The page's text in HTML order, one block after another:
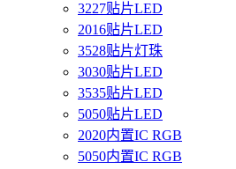
3227贴片LED
2016贴片LED
3528贴片灯珠
3030贴片LED
3535贴片LED
5050贴片LED
2020内置IC RGB
5050内置IC RGB